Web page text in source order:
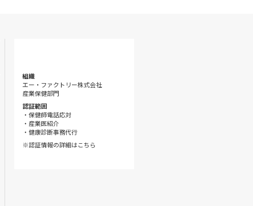
組織
エー・ファクトリー株式会社
産業保健部門
認証範囲
・保健師電話応対
・産業医紹介
・健康診断事務代行
※認証情報の詳細はこちら